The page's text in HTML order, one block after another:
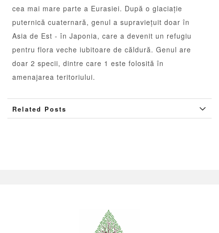
cea mai mare parte a Eurasiei. După o glaciație
puternică cuaternară, genul a supraviețuit doar în
Asia de Est - în Japonia, care a devenit un refugiu
pentru flora veche iubitoare de căldură. Genul are
doar 2 specii, dintre care 1 este folosită în
amenajarea teritoriului.
Related Posts